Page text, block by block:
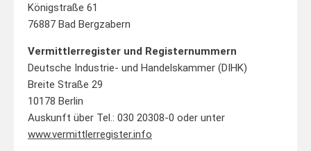
Königstraße 61
76887 Bad Bergzabern
Vermittlerregister und Registernummern
Deutsche Industrie- und Handelskammer (DIHK)
Breite Straße 29
10178 Berlin
Auskunft über Tel.: 030 20308-0 oder unter
www.vermittlerregister.info